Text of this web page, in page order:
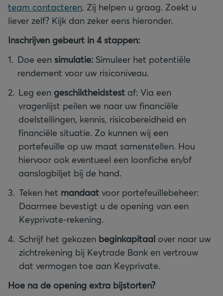
team contacteren. Zij helpen u graag. Zoekt u
liever zelf? Kijk dan zeker eens hieronder.
Inschrijven gebeurt in 4 stappen:
Doe een simulatie: Simuleer het potentiële
rendement voor uw risiconiveau.
Leg een geschiktheidstest af: Via een
vragenlijst peilen we naar uw financiële
doelstellingen, kennis, risicobereidheid en
financiële situatie. Zo kunnen wij een
portefeuille op uw maat samenstellen. Hou
hiervoor ook eventueel een loonfiche en/of
aanslagbiljet bij de hand.
Teken het mandaat voor portefeuillebeheer:
Daarmee bevestigt u de opening van een
Keyprivate-rekening.
Schrijf het gekozen beginkapitaal over naar uw
zichtrekening bij Keytrade Bank en vertrouw
dat vermogen toe aan Keyprivate.
Hoe na de opening extra bijstorten?